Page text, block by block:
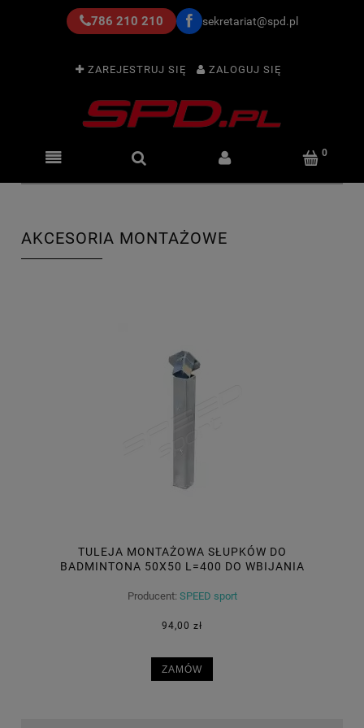
786 210 210 sekretariat@spd.pl
ZAREJESTRUJ SIĘ ZALOGUJ SIĘ
AKCESORIA MONTAŻOWE
TULEJA MONTAŻOWA SŁUPKÓW DO
BADMINTONA 50X50 L=400 DO WBIJANIA
Producent: SPEED sport
94,00 zł
ZAMÓW